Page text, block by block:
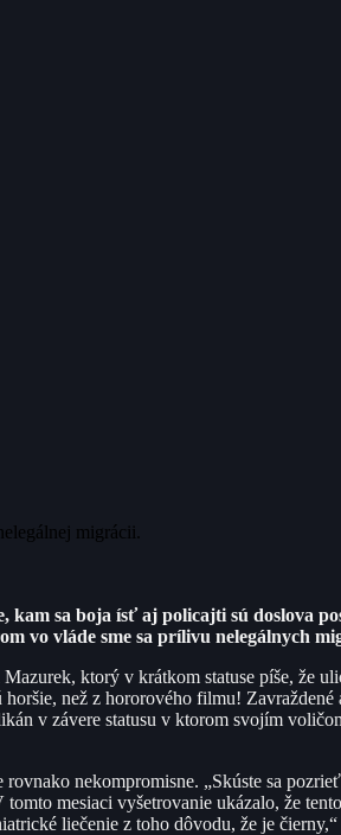
migrácii.
sa boja ísť aj policajti sú doslova
vo vláde sme sa prílivu nelegálnych
ktorý v krátkom statuse píše, že
než z hororového filmu!
v závere statusu v ktorom svojím
nekompromisne. „Skúste sa
mesiaci vyšetrovanie ukázalo, že
liečenie z toho dôvodu, že je